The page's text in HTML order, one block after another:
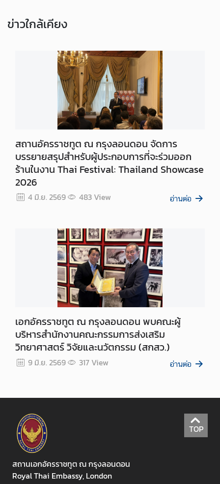
ท
ย
า
จั
ก
ร
ไ
ท
ย
-
ไ
ล
น
ด์
ว
ข่าวใกล้เคียง
สถานอัครราชทูต ณ กรุงลอนดอน จัดการ
บรรยายสรุปสำหรับผู้ประกอบการที่จะร่วมออก
ร้านในงาน Thai Festival: Thailand Showcase
2026
4 มิ.ย. 2569 483View อ่านต่อ
เอกอัครราชทูต ณ กรุงลอนดอน พบคณะผู้
บริหารสำนักงานคณะกรรมการส่งเสริม
วิทยาศาสตร์ วิจัยและนวัตกรรม (สกสว.)
9 มิ.ย. 2569 317View อ่านต่อ
TOP
สถานเอกอัครราชทูต ณ กรุงลอนดอน
Royal Thai Embassy, London